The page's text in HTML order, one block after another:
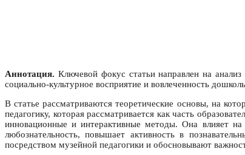
Аннотация. Ключевой фокус статьи направлен на
социально-культурное восприятие и вовлеченность
В статье рассматриваются теоретические основы, на
педагогику, которая рассматривается как часть
инновационные и интерактивные методы. Она влияет на
любознательность, повышает активность в
посредством музейной педагогики и обосновывают